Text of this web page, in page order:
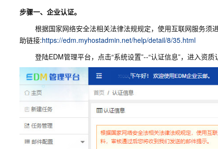
步骤一、企业认证。
根据国家网络安全法相关法律法规规定，使用互联网服务须
助链接:https://edm.myhostadmin.net/help/detail/8/35.html
登陆EDM管理平台，点击“系统设置”--“认证信息”，进入资质